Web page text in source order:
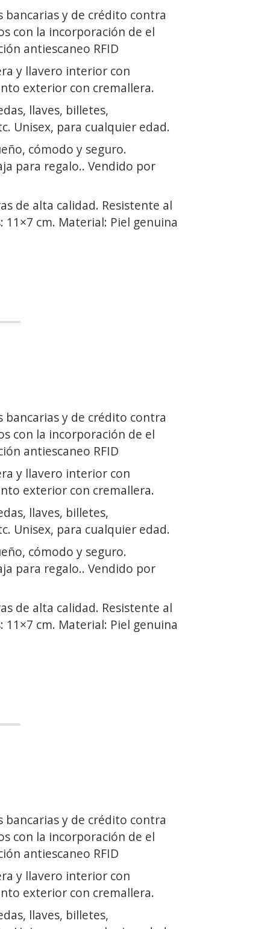
bancarias y de crédito contra
con la incorporación de el
antiescaneo RFID
y llavero interior con
exterior con cremallera.
llaves, billetes,
Unisex, para cualquier edad.
cómodo y seguro.
para regalo.. Vendido por
de alta calidad. Resistente al
11×7 cm. Material: Piel genuina
bancarias y de crédito contra
con la incorporación de el
antiescaneo RFID
y llavero interior con
exterior con cremallera.
llaves, billetes,
Unisex, para cualquier edad.
cómodo y seguro.
para regalo.. Vendido por
de alta calidad. Resistente al
11×7 cm. Material: Piel genuina
bancarias y de crédito contra
con la incorporación de el
antiescaneo RFID
y llavero interior con
exterior con cremallera.
llaves, billetes,